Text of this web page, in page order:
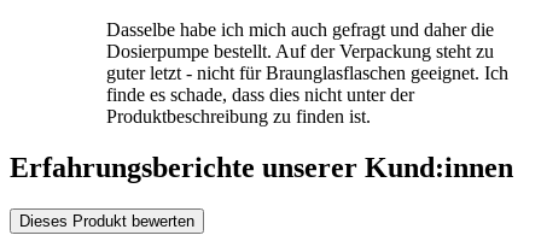
Dasselbe habe ich mich auch gefragt und daher die
Dosierpumpe bestellt. Auf der Verpackung steht zu
guter letzt - nicht für Braunglasflaschen geeignet. Ich
finde es schade, dass dies nicht unter der
Produktbeschreibung zu finden ist.
Erfahrungsberichte unserer Kund:innen
Dieses Produkt bewerten